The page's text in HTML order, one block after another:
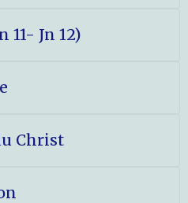
11- Jn 12)
Christ